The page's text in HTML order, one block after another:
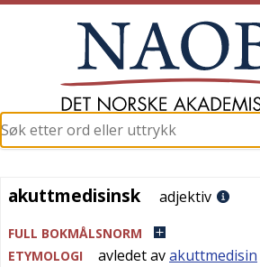
akuttmedisinsk
akuttmedisinsk adjektiv
FULL BOKMÅLSNORM
ETYMOLOGI
avledet avakuttmedisin